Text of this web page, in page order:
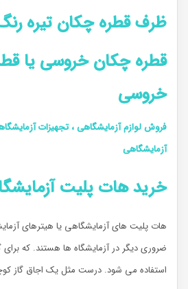
ظرف قطره چکان تیره
قطره چکان خروسی یا
خروسی
فروش لوازم آزمایشگاهی ، تجهیزات
آزمایشگاهی
خرید هات پلیت
هات پلیت های آزمایشگاهی یا هیترهای
ضروری دیگر در آزمایشگاه ها هستند. که
استفاده می شود. درست مثل یک اجاق گاز